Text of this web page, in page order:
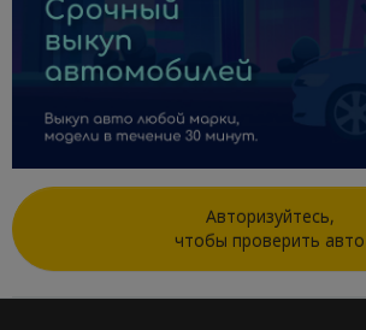
Авторизуйтесь,
чтобы проверить авто